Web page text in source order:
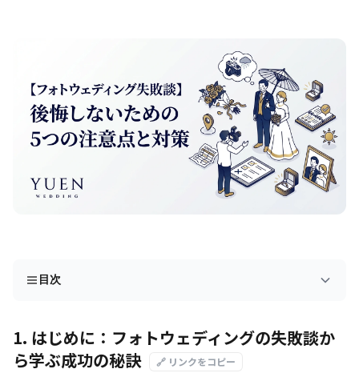
目次
1. はじめに：フォトウェディングの失敗談か
ら学ぶ成功の秘訣
🔗 リンクをコピー